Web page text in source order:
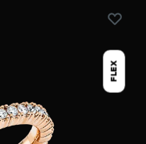
FLEX